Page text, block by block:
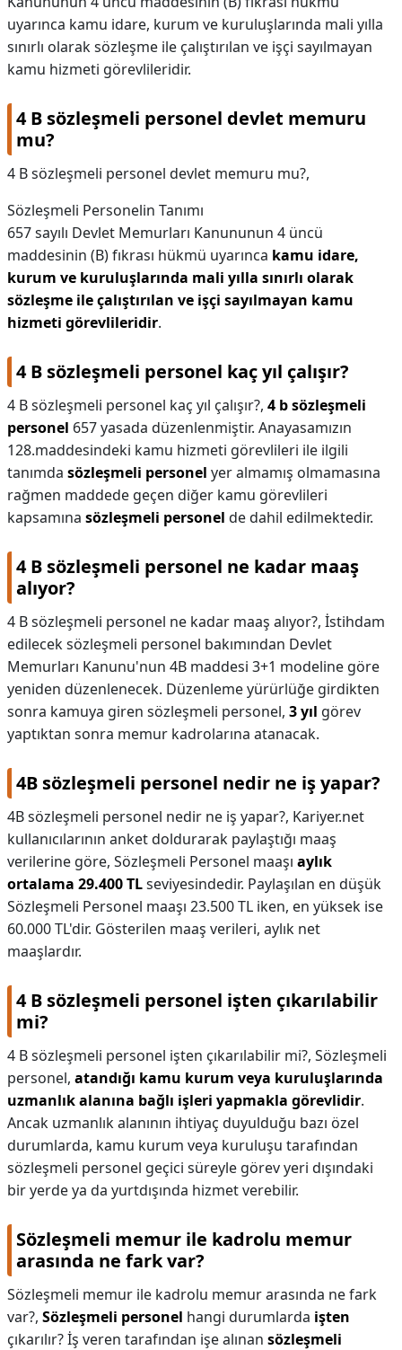
uyarınca kamu idare, kurum ve kuruluşlarında mali yılla
sınırlı olarak sözleşme ile çalıştırılan ve işçi sayılmayan
kamu hizmeti görevlileridir.
4 B sözleşmeli personel devlet memuru
mu?
4 B sözleşmeli personel devlet memuru mu?,
Sözleşmeli Personelin Tanımı
657 sayılı Devlet Memurları Kanununun 4 üncü
maddesinin (B) fıkrası hükmü uyarınca kamu idare,
kurum ve kuruluşlarında mali yılla sınırlı olarak
sözleşme ile çalıştırılan ve işçi sayılmayan kamu
hizmeti görevlileridir.
4 B sözleşmeli personel kaç yıl çalışır?
4 B sözleşmeli personel kaç yıl çalışır?, 4 b sözleşmeli
personel 657 yasada düzenlenmiştir. Anayasamızın
128.maddesindeki kamu hizmeti görevlileri ile ilgili
tanımda sözleşmeli personel yer almamış olmamasına
rağmen maddede geçen diğer kamu görevlileri
kapsamına sözleşmeli personel de dahil edilmektedir.
4 B sözleşmeli personel ne kadar maaş
alıyor?
4 B sözleşmeli personel ne kadar maaş alıyor?, İstihdam
edilecek sözleşmeli personel bakımından Devlet
Memurları Kanunu'nun 4B maddesi 3+1 modeline göre
yeniden düzenlenecek. Düzenleme yürürlüğe girdikten
sonra kamuya giren sözleşmeli personel, 3 yıl görev
yaptıktan sonra memur kadrolarına atanacak.
4B sözleşmeli personel nedir ne iş yapar?
4B sözleşmeli personel nedir ne iş yapar?, Kariyer.net
kullanıcılarının anket doldurarak paylaştığı maaş
verilerine göre, Sözleşmeli Personel maaşı aylık
ortalama 29.400 TLseviyesindedir. Paylaşılan en düşük
Sözleşmeli Personel maaşı 23.500 TL iken, en yüksek ise
60.000 TL'dir. Gösterilen maaş verileri, aylık net
maaşlardır.
4 B sözleşmeli personel işten çıkarılabilir
mi?
4 B sözleşmeli personel işten çıkarılabilir mi?, Sözleşmeli
personel, atandığı kamu kurum veya kuruluşlarında
uzmanlık alanına bağlı işleri yapmakla görevlidir.
Ancak uzmanlık alanının ihtiyaç duyulduğu bazı özel
durumlarda, kamu kurum veya kuruluşu tarafından
sözleşmeli personel geçici süreyle görev yeri dışındaki
bir yerde ya da yurtdışında hizmet verebilir.
Sözleşmeli memur ile kadrolu memur
arasında ne fark var?
Sözleşmeli memur ile kadrolu memur arasında ne fark
var?, Sözleşmeli personel hangi durumlarda işten
çıkarılır? İş veren tarafından işe alınan sözleşmeli